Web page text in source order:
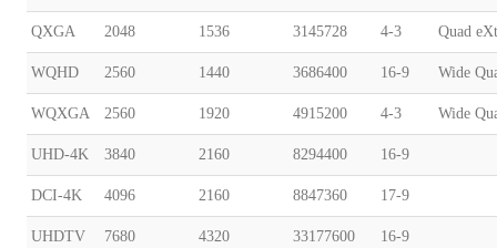
QXGA 2048 1536 3145728 4-3 Quad
WQHD 2560 1440 3686400 16-9 Wide
WQXGA 2560 1920 4915200 4-3 Wide
UHD-4K 3840 2160 8294400 16-9
DCI-4K 4096 2160 8847360 17-9
UHDTV 7680 4320 33177600 16-9